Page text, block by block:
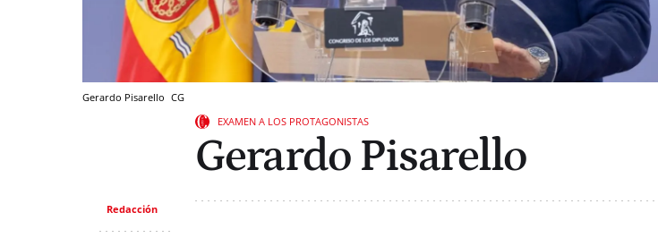
Gerardo Pisarello CG
EXAMEN A LOS PROTAGONISTAS
Gerardo Pisarello
Redacción